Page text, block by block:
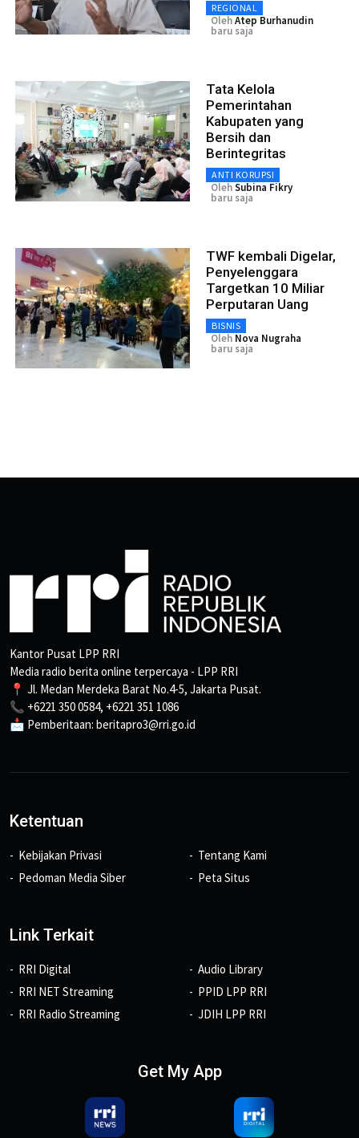
REGIONAL
OlehAtep Burhanudin
baru saja
Tata Kelola
Pemerintahan
Kabupaten yang
Bersih dan
Berintegritas
ANTI KORUPSI
OlehSubina Fikry
baru saja
TWF kembali Digelar,
Penyelenggara
Targetkan 10 Miliar
Perputaran Uang
BISNIS
Oleh Nova Nugraha
baru saja
Kantor Pusat LPP RRI
Media radio berita online terpercaya - LPP RRI
📍 Jl. Medan Merdeka Barat No.4-5, Jakarta Pusat.
📞 +6221 350 0584, +6221 351 1086
📩 Pemberitaan: beritapro3@rri.go.id
Ketentuan
Kebijakan Privasi
Pedoman Media Siber
Tentang Kami
Peta Situs
Link Terkait
RRI Digital
RRI NET Streaming
RRI Radio Streaming
Audio Library
PPID LPP RRI
JDIH LPP RRI
Get My App